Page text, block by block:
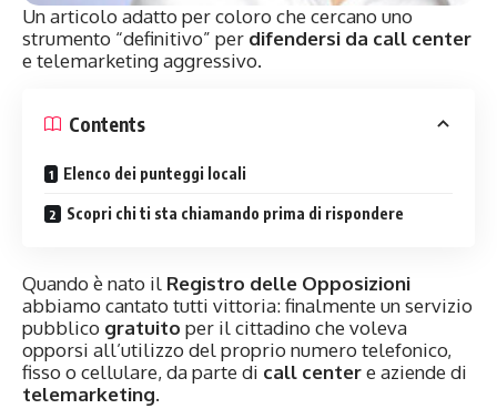
Un articolo adatto per coloro che cercano uno
strumento “definitivo” per difendersi da call center
e telemarketing aggressivo.
Contents
Elenco dei punteggi locali
Scopri chi ti sta chiamando prima di rispondere
Quando è nato il Registro delle Opposizioni
abbiamo cantato tutti vittoria: finalmente un servizio
pubblico gratuito per il cittadino che voleva
opporsi all’utilizzo del proprio numero telefonico,
fisso o cellulare, da parte di call centere aziende di
telemarketing.